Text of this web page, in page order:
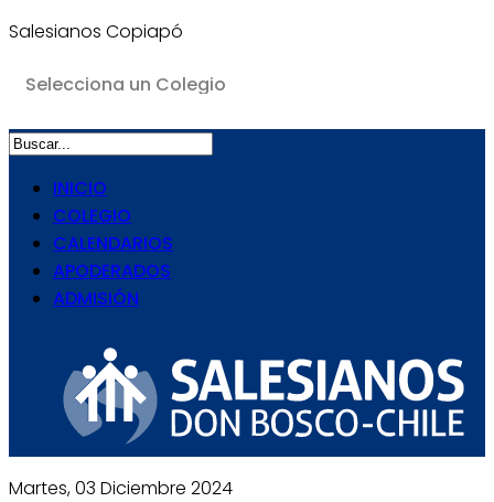
Salesianos Copiapó
INICIO
COLEGIO
CALENDARIOS
APODERADOS
ADMISIÓN
Martes, 03 Diciembre 2024